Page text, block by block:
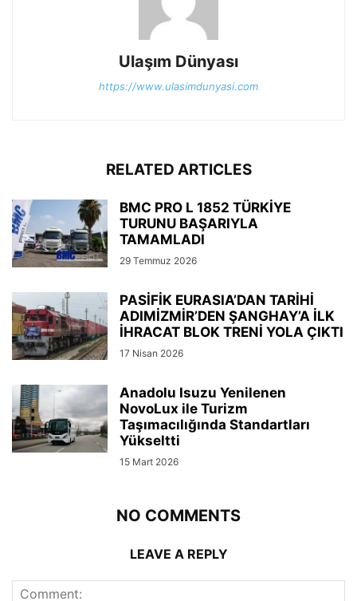
Ulaşım Dünyası
https://www.ulasimdunyasi.com
RELATED ARTICLES
BMC PRO L 1852 TÜRKİYE
TURUNU BAŞARIYLA
TAMAMLADI
29 Temmuz 2026
PASİFİK EURASIA’DAN TARİHİ
ADIMİZMİR’DEN ŞANGHAY’A İLK
İHRACAT BLOK TRENİ YOLA ÇIKTI
17 Nisan 2026
Anadolu Isuzu Yenilenen
NovoLux ile Turizm
Taşımacılığında Standartları
Yükseltti
15 Mart 2026
NO COMMENTS
LEAVE A REPLY